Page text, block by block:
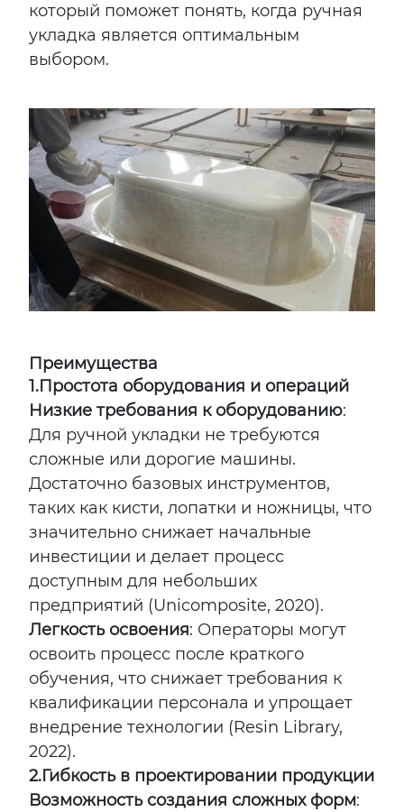
который поможет понять, когда ручная
укладка является оптимальным
выбором.
Преимущества
1.Простота оборудования и операций
Низкие требования к оборудованию:
Для ручной укладки не требуются
сложные или дорогие машины.
Достаточно базовых инструментов,
таких как кисти, лопатки и ножницы, что
значительно снижает начальные
инвестиции и делает процесс
доступным для небольших
предприятий (Unicomposite, 2020).
Легкость освоения: Операторы могут
освоить процесс после краткого
обучения, что снижает требования к
квалификации персонала и упрощает
внедрение технологии (Resin Library,
2022).
2.Гибкость в проектировании продукции
Возможность создания сложных форм: